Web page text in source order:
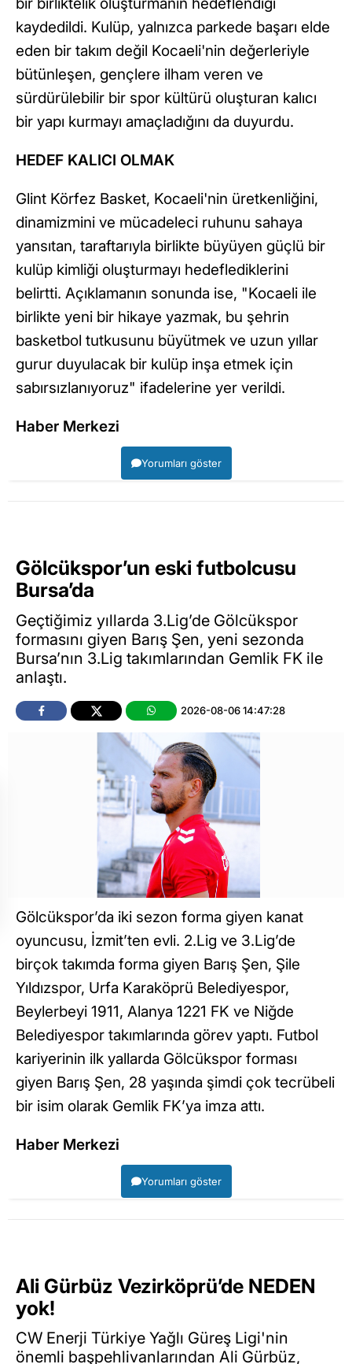
bir birliktelik oluşturmanın hedeflendiği
kaydedildi. Kulüp, yalnızca parkede başarı elde
eden bir takım değil Kocaeli'nin değerleriyle
bütünleşen, gençlere ilham veren ve
sürdürülebilir bir spor kültürü oluşturan kalıcı
bir yapı kurmayı amaçladığını da duyurdu.
HEDEF KALICI OLMAK
Glint Körfez Basket, Kocaeli'nin üretkenliğini,
dinamizmini ve mücadeleci ruhunu sahaya
yansıtan, taraftarıyla birlikte büyüyen güçlü bir
kulüp kimliği oluşturmayı hedeflediklerini
belirtti. Açıklamanın sonunda ise, "Kocaeli ile
birlikte yeni bir hikaye yazmak, bu şehrin
basketbol tutkusunu büyütmek ve uzun yıllar
gurur duyulacak bir kulüp inşa etmek için
sabırsızlanıyoruz" ifadelerine yer verildi.
Haber Merkezi
Yorumları göster
Gölcükspor’un eski futbolcusu
Bursa’da
Geçtiğimiz yıllarda 3.Lig’de Gölcükspor
formasını giyen Barış Şen, yeni sezonda
Bursa’nın 3.Lig takımlarından Gemlik FK ile
anlaştı.
2026-08-06 14:47:28
Gölcükspor’da iki sezon forma giyen kanat
oyuncusu, İzmit’ten evli. 2.Lig ve 3.Lig’de
birçok takımda forma giyen Barış Şen, Şile
Yıldızspor, Urfa Karaköprü Belediyespor,
Beylerbeyi 1911, Alanya 1221 FK ve Niğde
Belediyespor takımlarında görev yaptı. Futbol
kariyerinin ilk yallarda Gölcükspor forması
giyen Barış Şen, 28 yaşında şimdi çok tecrübeli
bir isim olarak Gemlik FK’ya imza attı.
Haber Merkezi
Yorumları göster
Ali Gürbüz Vezirköprü’de NEDEN
yok!
CW Enerji Türkiye Yağlı Güreş Ligi'nin
önemli başpehlivanlarından Ali Gürbüz,